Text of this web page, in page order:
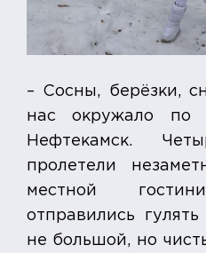
– Сосны, берёзки,
нас окружало
Нефтекамск.
пролетели
местной
отправились
не большой, но